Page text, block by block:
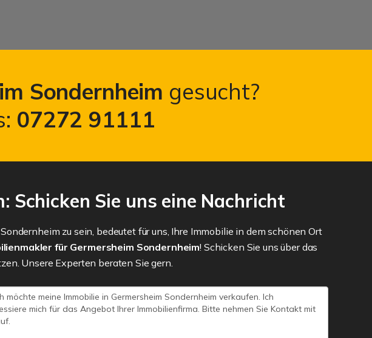
Sondernheim gesucht?
07272 91111
Sie uns eine Nachricht
zu sein, bedeutet für uns, Ihre Immobilie in dem schönen Ort
für Germersheim Sondernheim! Schicken Sie uns über das
Unsere Experten beraten Sie gern.